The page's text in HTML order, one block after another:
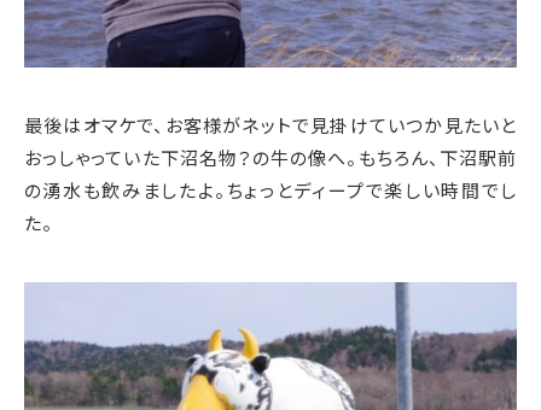
最後はオマケで、お客様がネットで見掛けていつか見たいと
おっしゃっていた下沼名物？の牛の像へ。もちろん、下沼駅前
の湧水も飲みましたよ。ちょっとディープで楽しい時間でし
た。